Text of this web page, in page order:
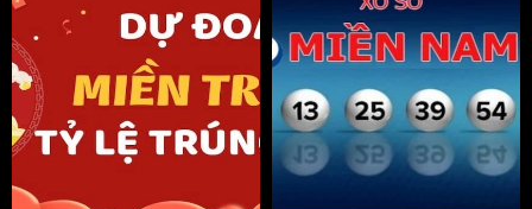
Xổ số miền Nam